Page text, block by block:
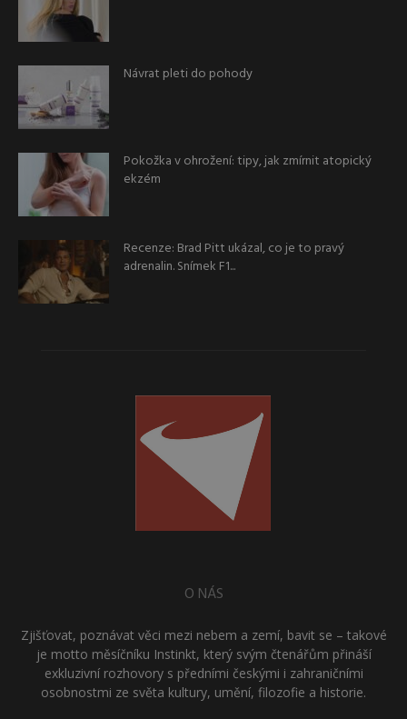
Návrat pleti do pohody
Pokožka v ohrožení: tipy, jak zmírnit atopický
ekzém
Recenze: Brad Pitt ukázal, co je to pravý
adrenalin. Snímek F1...
O NÁS
Zjišťovat, poznávat věci mezi nebem a zemí, bavit se – takové
je motto měsíčníku Instinkt, který svým čtenářům přináší
exkluzivní rozhovory s předními českými i zahraničními
osobnostmi ze světa kultury, umění, filozofie a historie.